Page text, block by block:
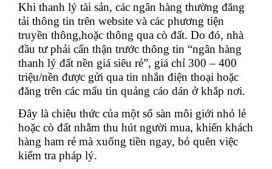
Khi thanh lý tài sản, các ngân hàng thường đăng
tải thông tin trên website và các phương tiện
truyền thông,hoặc thông qua cò đất. Do đó, nhà
đầu tư phải cẩn thận trước thông tin “ngân hàng
thanh lý đất nền giá siêu rẻ”, giá chỉ 300 – 400
triệu/nền được gửi qua tin nhắn điện thoại hoặc
đăng trên các mẩu tin quảng cáo dán ở khắp nơi.
Đây là chiêu thức của một số sàn môi giới nhỏ lẻ
hoặc cò đất nhằm thu hút người mua, khiến khách
hàng ham rẻ mà xuống tiền ngay, bỏ quên việc
kiểm tra pháp lý.